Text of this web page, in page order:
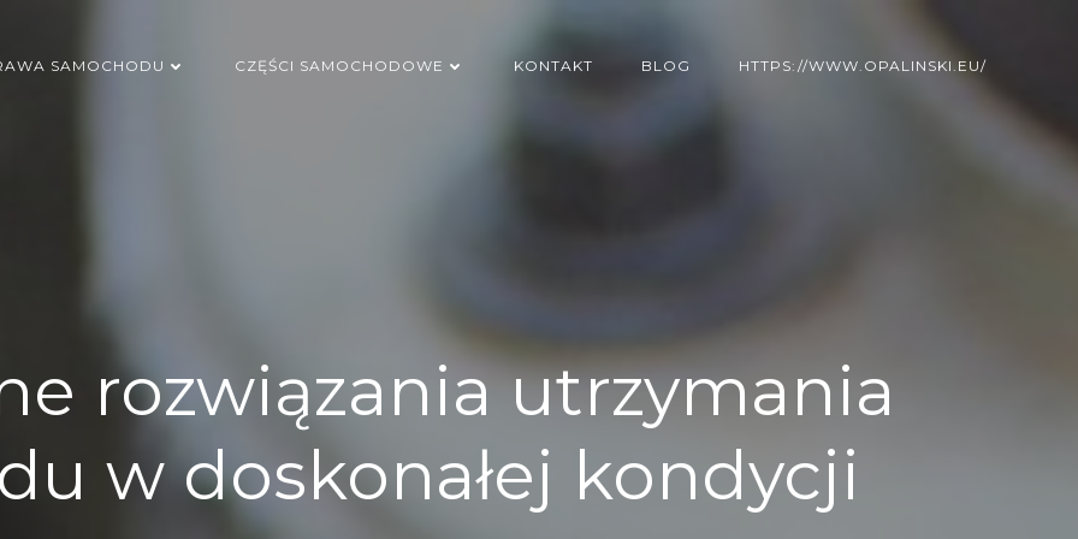
SAMOCHODU CZĘŚCI SAMOCHODOWE KONTAKT BLOG HTTPS://WWW.OPALINSKI.EU/
rozwiązania utrzymania
w doskonałej kondycji